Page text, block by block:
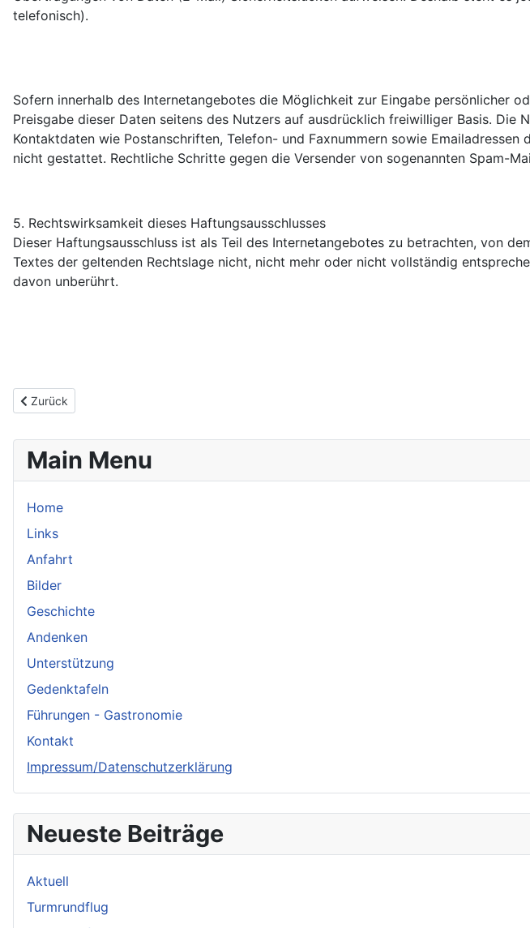
Main Menu
Home
Links
Anfahrt
Bilder
Geschichte
Andenken
Unterstützung
Gedenktafeln
Führungen - Gastronomie
Kontakt
Impressum/Datenschutzerklärung
telefonisch).
Sofern innerhalb des Internetangebotes die Möglichkeit zur Eingabe persönlicher
Preisgabe dieser Daten seitens des Nutzers auf ausdrücklich freiwilliger Basis.
Kontaktdaten wie Postanschriften, Telefon- und Faxnummern sowie
nicht gestattet. Rechtliche Schritte gegen die Versender von sogenannten Spam-
5. Rechtswirksamkeit dieses Haftungsausschlusses
Dieser Haftungsausschluss ist als Teil des Internetangebotes zu betrachten, von
Textes der geltenden Rechtslage nicht, nicht mehr oder nicht vollständig
davon unberührt.
Vorheriger Beitrag: Bilder
Zurück
Neueste Beiträge
Aktuell
Turmrundflug